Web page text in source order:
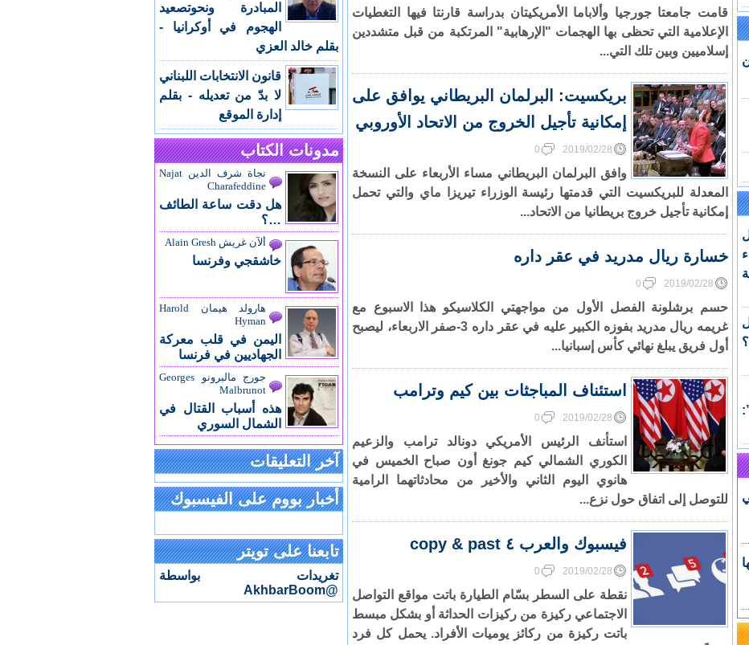
قامت جامعتا جورجيا وألاباما الأمريكيتان بدراسة قارنتا فيها التغطيات
الإعلامية التي تحظى بها الهجمات "الإرهابية" المرتكبة من قبل متشددين
إسلاميين وبين تلك التي...
بريكسيت: البرلمان البريطاني يوافق على
إمكانية تأجيل الخروج من الاتحاد الأوروبي
2019/02/28
0
وافق البرلمان البريطاني مساء الأربعاء على النسخة
المعدلة للبريكسيت التي قدمتها رئيسة الوزراء تيريزا ماي والتي تحمل
إمكانية تأجيل خروج بريطانيا من الاتحاد...
خسارة ريال مدريد في عقر داره
2019/02/28
0
حسم برشلونة الفصل الأول من مواجهتي الكلاسيكو هذا الاسبوع مع
غريمه ريال مدريد بفوزه الكبير عليه في عقر داره 3-صفر الاربعاء، ليصبح
أول فريق يبلغ نهائي كأس إسبانيا...
استئناف المباجثات بين كيم وترامب
2019/02/28
0
استأنف الرئيس الأمريكي دونالد ترامب والزعيم
الكوري الشمالي كيم جونغ أون صباح الخميس في
هانوي اليوم الثاني والأخير من محادثاتهما الرامية
للتوصل إلى اتفاق حول نزع...
فيسبوك والعرب ٤ copy & past
2019/02/28
0
نقطة على السطر بسّام الطيارة باتت مواقع التواصل
الاجتماعي ركيزة من ركيزات الحداثة أو بشكل مبسط
باتت ركيزة من ركائز يوميات الأفراد. يحمل كل فرد
المبادرة ونحوتصعيد
الهجوم في أوكرانيا -
بقلم خالد العزي
قانون الانتخابات اللبناني
لا بدّ من تعديله - بقلم
إدارة الموقع
مدونات الكتاب
نجاة شرف الدين Najat
Charafeddine
هل دقت ساعة الطائف
…؟
ألآن غريش Alain Gresh
خاشقجي وفرنسا
هارولد هيمان Harold
Hyman
اليمن في قلب معركة
الجهاديين في فرنسا
جورج مالبرونو Georges
Malbrunot
هذه أسباب القتال في
الشمال السوري
آخر التعليقات
أخبار بووم على الفيسبوك
تابعنا على تويتر
تغريدات بواسطة
@AkhbarBoom